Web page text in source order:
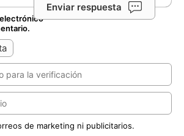
Enviar respuesta
de marketing ni publicitarios.